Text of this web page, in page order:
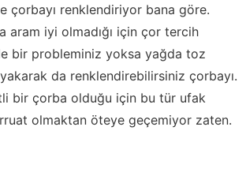
çorbayı renklendiriyor bana göre.
aram iyi olmadığı için çor tercih
bir probleminiz yoksa yağda toz
da renklendirebilirsiniz çorbayı.
bir çorba olduğu için bu tür ufak
olmaktan öteye geçemiyor zaten.